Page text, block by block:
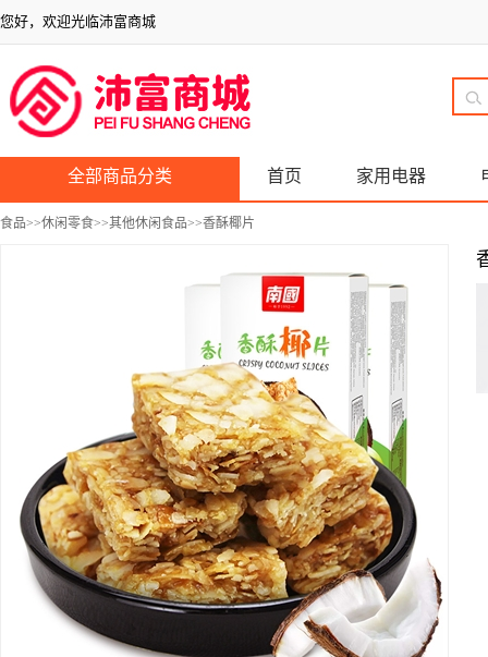
您好，欢迎光临沛富商城
全部商品分类 首页 家用电器
食品>>休闲零食>>其他休闲食品>>香酥椰片